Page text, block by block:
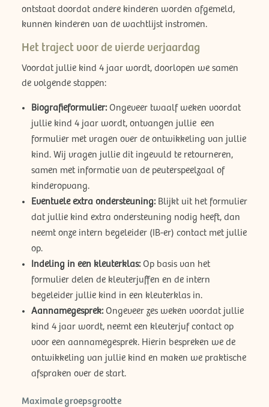
ontstaat doordat andere kinderen worden afgemeld,
kunnen kinderen van de wachtlijst instromen.
Het traject voor de vierde verjaardag
Voordat jullie kind 4 jaar wordt, doorlopen we samen
de volgende stappen:
Biografieformulier:Ongeveer twaalf weken voordat
jullie kind 4 jaar wordt, ontvangen jullie een
formulier met vragen over de ontwikkeling van jullie
kind. Wij vragen jullie dit ingevuld te retourneren,
samen met informatie van de peuterspeelzaal of
kinderopvang.
Eventuele extra ondersteuning:Blijkt uit het formulier
dat jullie kind extra ondersteuning nodig heeft, dan
neemt onze intern begeleider (IB-er) contact met jullie
op.
Indeling in een kleuterklas:Op basis van het
formulier delen de kleuterjuffen en de intern
begeleider jullie kind in een kleuterklas in.
Aannamegesprek:Ongeveer zes weken voordat jullie
kind 4 jaar wordt, neemt een kleuterjuf contact op
voor een aannamegesprek. Hierin bespreken we de
ontwikkeling van jullie kind en maken we praktische
afspraken over de start.
Maximale groepsgrootte